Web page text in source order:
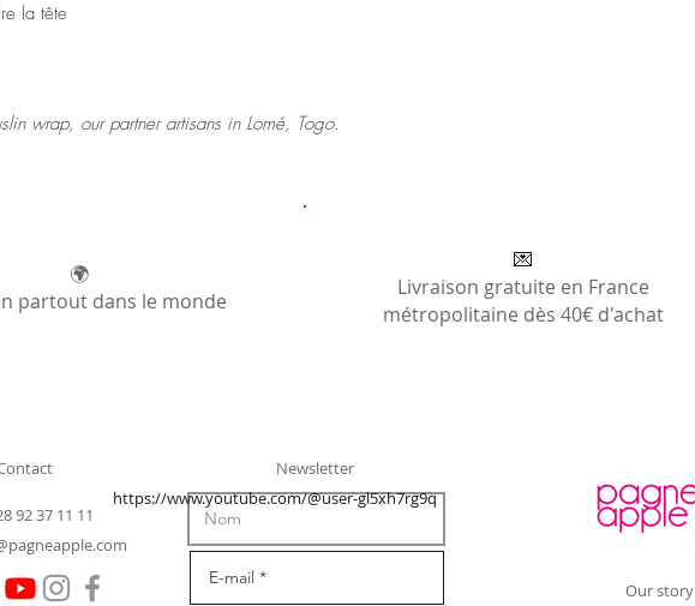
la tête
wrap, our partner artisans in Lomé, Togo.
🌍
partout dans le monde
💌
Livraison gratuite en France
métropolitaine dès 40€ d'achat
Newsletter
92 37 11 11
https://www.youtube.com/@user-gl5xh7rg9q
Our story